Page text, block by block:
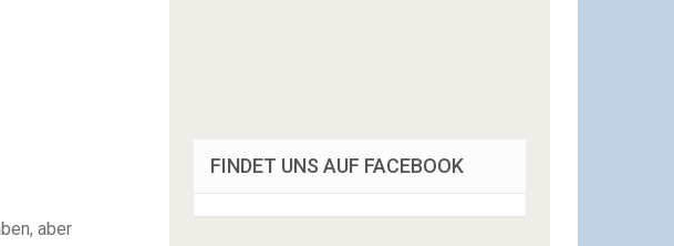
aber
FINDET UNS AUF FACEBOOK